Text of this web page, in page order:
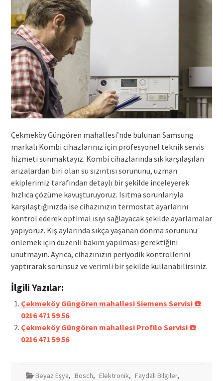
Çekmeköy Güngören mahallesi’nde bulunan Samsung
markalı Kombi cihazlarınız için profesyonel teknik servis
hizmeti sunmaktayız. Kombi cihazlarında sık karşılaşılan
arızalardan biri olan su sızıntısı sorununu, uzman
ekiplerimiz tarafından detaylı bir şekilde inceleyerek
hızlıca çözüme kavuşturuyoruz. Isıtma sorunlarıyla
karşılaştığınızda ise cihazınızın termostat ayarlarını
kontrol ederek optimal ısıyı sağlayacak şekilde ayarlamalar
yapıyoruz. Kış aylarında sıkça yaşanan donma sorununu
önlemek için düzenli bakım yapılması gerektiğini
unutmayın. Ayrıca, cihazınızın periyodik kontrollerini
yaptırarak sorunsuz ve verimli bir şekilde kullanabilirsiniz.
İlgili Yazılar:
Çekmeköy Güngören mahallesi Siemens Servisi ☎️
0216 471 59 56
Çekmeköy Güngören mahallesi Profilo Servisi ☎️
0216 471 59 56
Beyaz Eşya, Bosch, Elektronik, Faydalı Bilgiler,